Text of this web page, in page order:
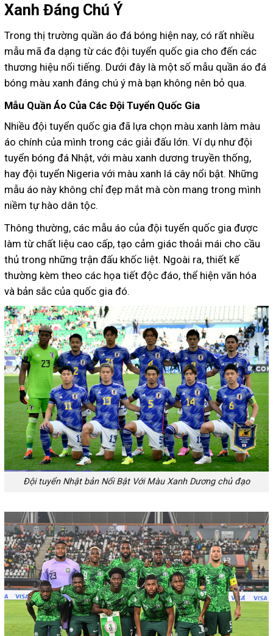
Xanh Đáng Chú Ý
Trong thị trường quần áo đá bóng hiện nay, có rất nhiều
mẫu mã đa dạng từ các đội tuyển quốc gia cho đến các
thương hiệu nổi tiếng. Dưới đây là một số mẫu quần áo đá
bóng màu xanh đáng chú ý mà bạn không nên bỏ qua.
Mẫu Quần Áo Của Các Đội Tuyển Quốc Gia
Nhiều đội tuyển quốc gia đã lựa chọn màu xanh làm màu
áo chính của mình trong các giải đấu lớn. Ví dụ như đội
tuyển bóng đá Nhật, với màu xanh dương truyền thống,
hay đội tuyển Nigeria với màu xanh lá cây nổi bật. Những
mẫu áo này không chỉ đẹp mắt mà còn mang trong mình
niềm tự hào dân tộc.
Thông thường, các mẫu áo của đội tuyển quốc gia được
làm từ chất liệu cao cấp, tạo cảm giác thoải mái cho cầu
thủ trong những trận đấu khốc liệt. Ngoài ra, thiết kế
thường kèm theo các họa tiết độc đáo, thể hiện văn hóa
và bản sắc của quốc gia đó.
Đội tuyển Nhật bản Nổi Bật Với Màu Xanh Dương chủ đạo